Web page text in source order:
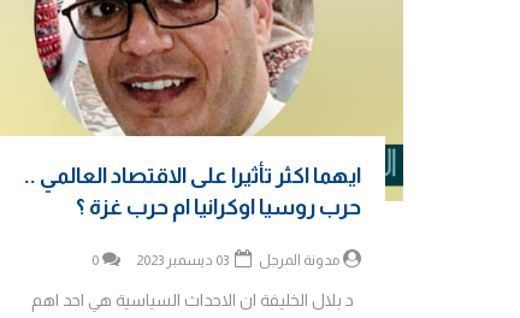
ايهما اكثر تأثيرا على الاقتصاد العالمي ..
حرب روسيا اوكرانيا ام حرب غزة ؟
مدونة المرجل 0
د بلال الخليفة ان الاحداث السياسية هي احد اهم